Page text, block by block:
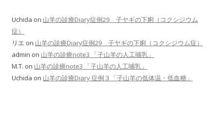
Uchida on 山羊の診療Diary症例29 子ヤギの下痢（コクシジウム
症）
リエ on 山羊の診療Diary症例29 子ヤギの下痢（コクシジウム症）
admin on 山羊の診療note3 「子山羊の人工哺乳」
M.T. on 山羊の診療note3 「子山羊の人工哺乳」
Uchida on 山羊の診療Diary 症例３「子山羊の低体温・低血糖」